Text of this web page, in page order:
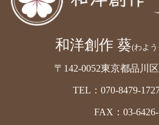
和洋創作 葵(わよ
〒142-0052東京都品川
TEL：070-8479-
FAX：03-